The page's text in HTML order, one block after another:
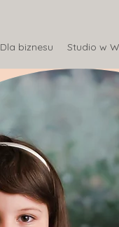
Dla biznesu Studio w